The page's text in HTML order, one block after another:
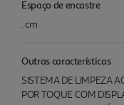
Espaço de encastre
. cm
Outras características
SISTEMA DE LIMPEZA
POR TOQUE COM